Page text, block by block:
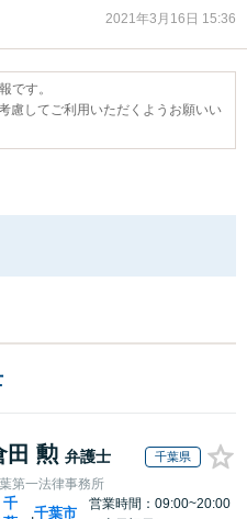
2021年3月16日 15:36
です。
慮してご利用いただくようお願いい
田 勲 弁護士 千葉県
第一法律事務所
千
千葉市
営業時間：09:00~20:00